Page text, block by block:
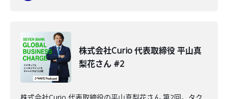
株式会社Curio 代表取締役 平山真
梨花さん #2